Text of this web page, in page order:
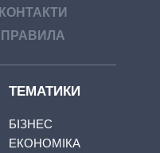
КОНТАКТИ
ПРАВИЛА
ТЕМАТИКИ
БІЗНЕС
ЕКОНОМІКА